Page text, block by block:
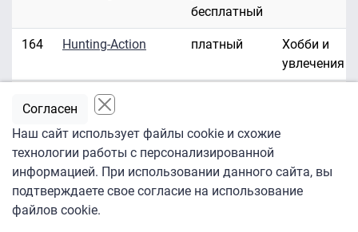
бесплатный
164 Hunting-Action платный
Хобби и
увлечения
Hustler HD/3D
166 Hustler TV платный
167
ID Investigation
Discovery
платный
Наш сайт использует файлы cookie и схожие
технологии работы с персонализированной
информацией. При использовании данного сайта, вы
подтверждаете свое согласие на использование
файлов cookie.
Согласен